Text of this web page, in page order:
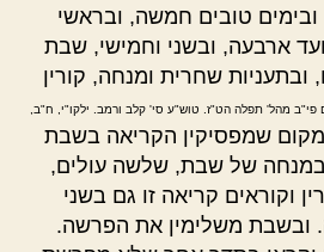
טובים חמשה, ובראשי
ארבעה, ובשני וחמישי, שבת
ובתעניות שחרית ומנחה, קורין
פי"ב מהל' תפלה הט"ז. טוש"ע סי' קלב ורמב. ילקו"י, ח"ב,
מקום שמפסיקין הקריאה בשבת
של שבת, שלשה עולים,
וקוראים קריאה זו גם בשני
ובשבת משלימין את הפרשה.